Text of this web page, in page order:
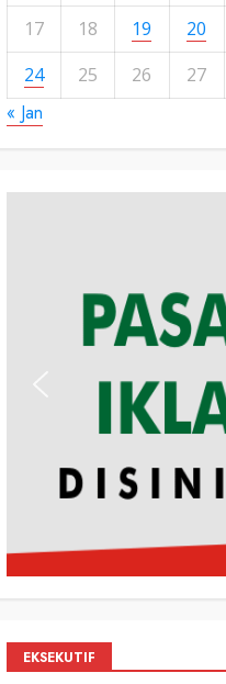
17
18 19 20
24
25 26 27
« Jan
EKSEKUTIF